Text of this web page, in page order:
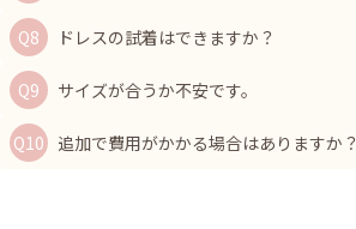
ドレスの試着はできますか？
サイズが合うか不安です。
追加で費用がかかる場合はありますか？